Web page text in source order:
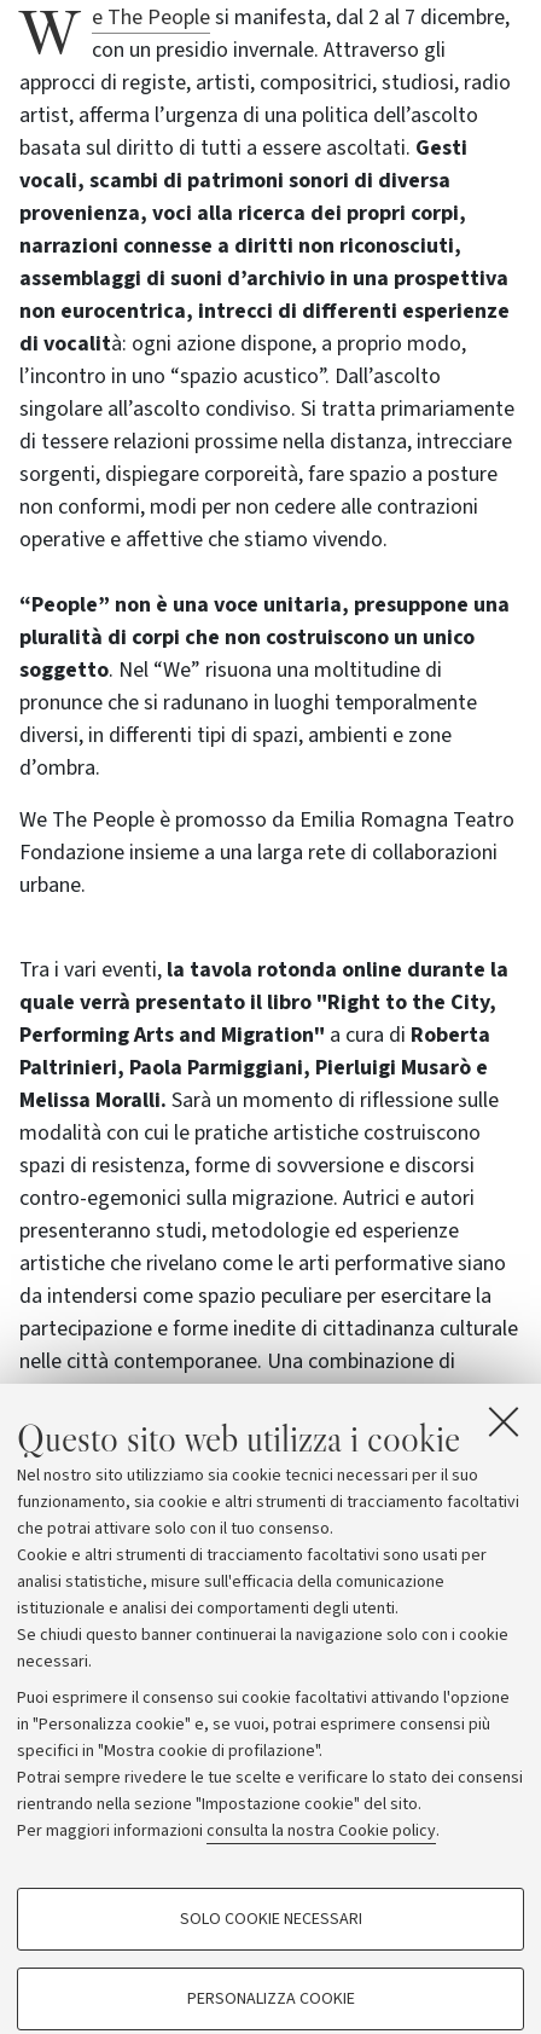
Questo sito web utilizza i cookie
Nel nostro sito utilizziamo sia cookie tecnici necessari per il suo
funzionamento, sia cookie e altri strumenti di tracciamento facoltativi
che potrai attivare solo con il tuo consenso.
Cookie e altri strumenti di tracciamento facoltativi sono usati per
analisi statistiche, misure sull'efficacia della comunicazione
istituzionale e analisi dei comportamenti degli utenti.
Se chiudi questo banner continuerai la navigazione solo con i cookie
necessari.
Puoi esprimere il consenso sui cookie facoltativi attivando l'opzione
in "Personalizza cookie" e, se vuoi, potrai esprimere consensi più
specifici in "Mostra cookie di profilazione".
Potrai sempre rivedere le tue scelte e verificare lo stato dei consensi
rientrando nella sezione "Impostazione cookie" del sito.
Per maggiori informazioni consulta la nostra Cookie policy.
COOKIE DI PROFILAZIONE - FACOLTATIVI
SOLO COOKIE NECESSARI
PERSONALIZZA COOKIE
We The Peoplesi manifesta, dal 2 al 7 dicembre,
con un presidio invernale. Attraverso gli
approcci di registe, artisti, compositrici, studiosi, radio
artist, afferma l’urgenza di una politica dell’ascolto
basata sul diritto di tutti a essere ascoltati. Gesti
vocali, scambi di patrimoni sonori di diversa
provenienza, voci alla ricerca dei propri corpi,
narrazioni connesse a diritti non riconosciuti,
assemblaggi di suoni d’archivio in una prospettiva
non eurocentrica, intrecci di differenti esperienze
di vocalità: ogni azione dispone, a proprio modo,
l’incontro in uno “spazio acustico”. Dall’ascolto
singolare all’ascolto condiviso. Si tratta primariamente
di tessere relazioni prossime nella distanza, intrecciare
sorgenti, dispiegare corporeità, fare spazio a posture
non conformi, modi per non cedere alle contrazioni
operative e affettive che stiamo vivendo.
“People” non è una voce unitaria, presuppone una
pluralità di corpi che non costruiscono un unico
soggetto. Nel “We” risuona una moltitudine di
pronunce che si radunano in luoghi temporalmente
diversi, in differenti tipi di spazi, ambienti e zone
d’ombra.
We The People è promosso da Emilia Romagna Teatro
Fondazione insieme a una larga rete di collaborazioni
urbane.
Tra i vari eventi, la tavola rotonda online durante la
quale verrà presentato il libro "Right to the City,
Performing Arts and Migration" a cura di Roberta
Paltrinieri, Paola Parmiggiani, Pierluigi Musarò e
Melissa Moralli. Sarà un momento di riflessione sulle
modalità con cui le pratiche artistiche costruiscono
spazi di resistenza, forme di sovversione e discorsi
contro-egemonici sulla migrazione. Autrici e autori
presenteranno studi, metodologie ed esperienze
artistiche che rivelano come le arti performative siano
da intendersi come spazio peculiare per esercitare la
partecipazione e forme inedite di cittadinanza culturale
nelle città contemporanee. Una combinazione di
ricerche e progettualità artistiche capaci di sostenere
voci collettive e nuovi spazi immaginativi.
Maggiori informazioni sul programma
Archivio
Comunicati stampa
Redazione
Rassegna stampa
© Copyright 2026 - ALMA MATER STUDIORUM - Università di